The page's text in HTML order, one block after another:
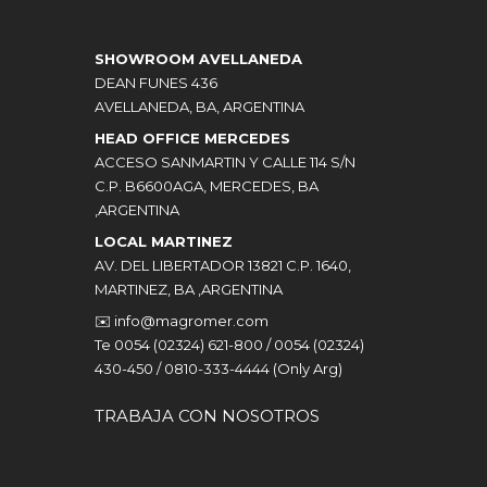
SHOWROOM AVELLANEDA
DEAN FUNES 436
AVELLANEDA, BA, ARGENTINA
HEAD OFFICE MERCEDES
ACCESO SANMARTIN Y CALLE 114 S/N
C.P. B6600AGA, MERCEDES, BA
,ARGENTINA
LOCAL MARTINEZ
AV. DEL LIBERTADOR 13821 C.P. 1640,
MARTINEZ, BA ,ARGENTINA
✉️ info@magromer.com
Te 0054 (02324) 621-800 / 0054 (02324)
430-450 / 0810-333-4444 (Only Arg)
TRABAJA CON NOSOTROS